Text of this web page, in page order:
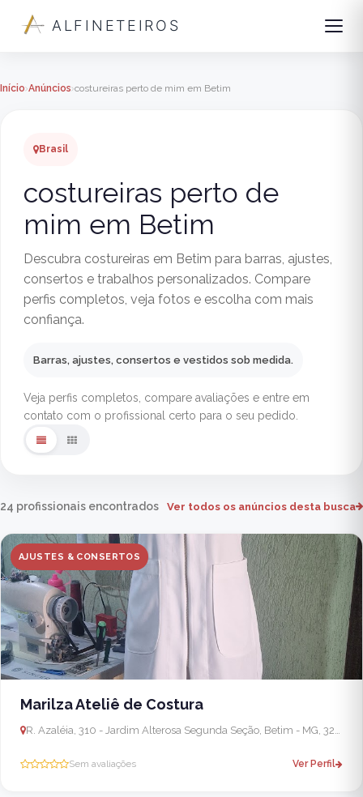
ALFINETEIROS
Início Anúncios costureiras perto de mim em Betim
Brasil
costureiras perto de
mim em Betim
Descubra costureiras em Betim para barras, ajustes,
consertos e trabalhos personalizados. Compare
perfis completos, veja fotos e escolha com mais
confiança.
Barras, ajustes, consertos e vestidos sob medida.
Veja perfis completos, compare avaliações e entre em
contato com o profissional certo para o seu pedido.
24 profissionais encontrados Ver todos os anúncios desta busca
AJUSTES & CONSERTOS
Marilza Ateliê de Costura
R. Azaléia, 310 - Jardim Alterosa Segunda Seção, Betim - MG, 32673-144, Brasil
Sem avaliações Ver Perfil